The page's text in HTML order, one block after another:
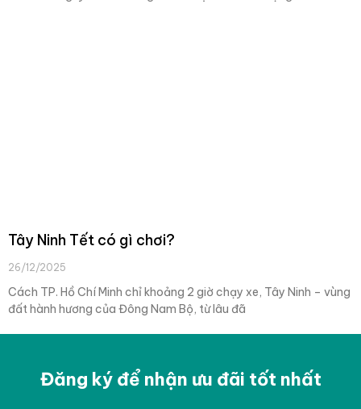
Tây Ninh Tết có gì chơi?
26/12/2025
Cách TP. Hồ Chí Minh chỉ khoảng 2 giờ chạy xe, Tây Ninh – vùng
đất hành hương của Đông Nam Bộ, từ lâu đã
Đăng ký để nhận ưu đãi tốt nhất